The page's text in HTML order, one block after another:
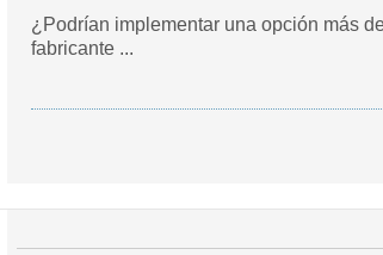
¿Podrían implementar una opción más
fabricante ...